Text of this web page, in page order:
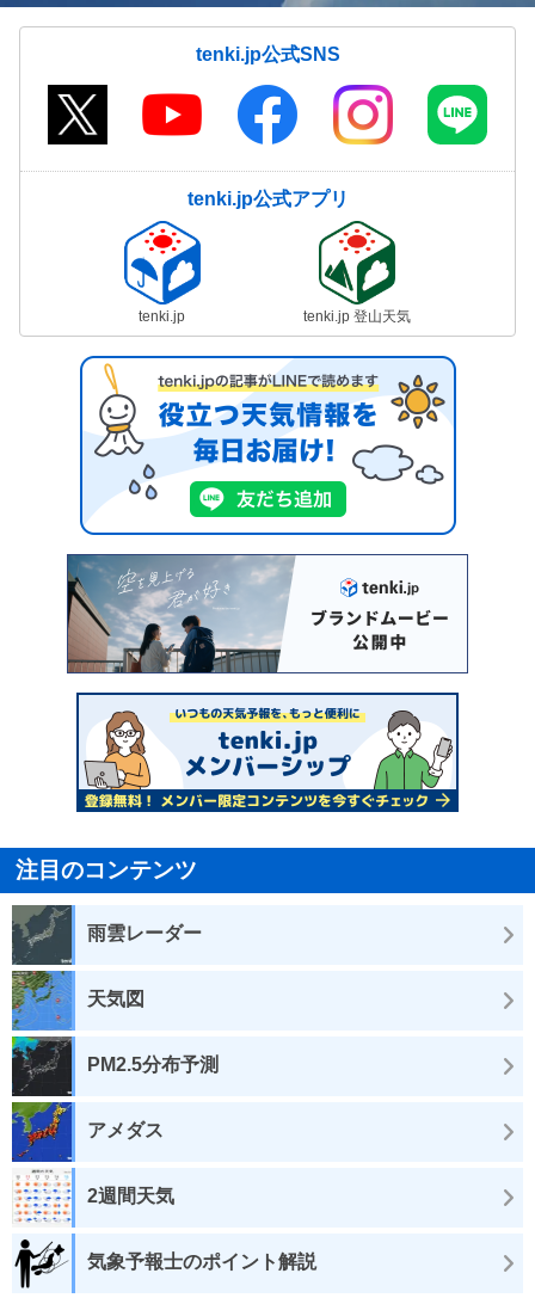
tenki.jp公式SNS
tenki.jp公式アプリ
tenki.jp tenki.jp 登山天気
注目のコンテンツ
雨雲レーダー
天気図
PM2.5分布予測
アメダス
2週間天気
気象予報士のポイント解説